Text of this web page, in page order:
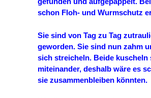
schon Floh- und Wurmschutz
Sie sind von Tag zu Tag
geworden. Sie sind nun zahm
sich streicheln. Beide kuscheln
miteinander, deshalb wäre es
sie zusammenbleiben könnten.